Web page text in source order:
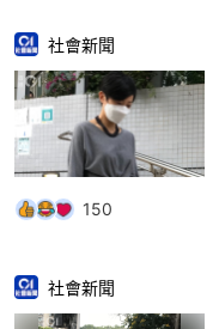
社會新聞
150
社會新聞